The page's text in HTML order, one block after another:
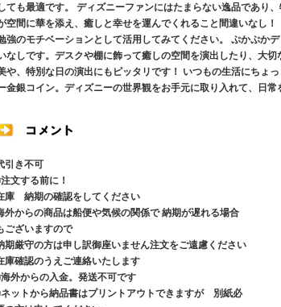
も最適です。 ディズニーファンにはたまらない逸品であり
間に華を添え、癒しと幸せを運んでくれること間違いなし！
のモチベーションとして活用してみてください。 ぷかぷか
しです。デスクや棚に飾って癒しの空間を演出したり、大切
、特別な日の演出にもピッタリです！ いつもの生活にちょ
銀コイン。ディズニーの世界観をお手元に取り入れて、日常
引き不可
文する前に！
庫 納期の確認をしてください
外からの商品は船便や気候の関係で 納期が遅れる場合
ございますので
期厳守の方は申し訳御座いません注文をご遠慮ください
庫確認のうえご連絡いたします
外からの入金。発送不可です
ットから納品書はプリントアウトできますが 別紙必